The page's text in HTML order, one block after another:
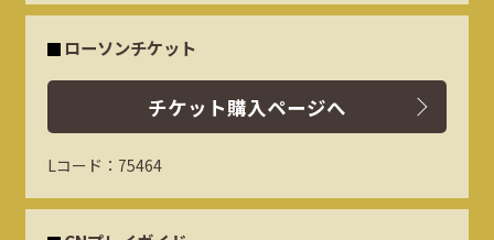
ローソンチケット
チケット購入ページへ
Lコード：75464